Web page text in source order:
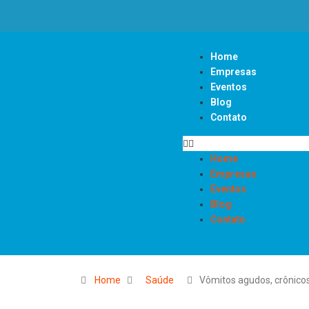
Home
Empresas
Eventos
Blog
Contato
Home
Empresas
Eventos
Blog
Contato
Home Saúde Vômitos agudos,